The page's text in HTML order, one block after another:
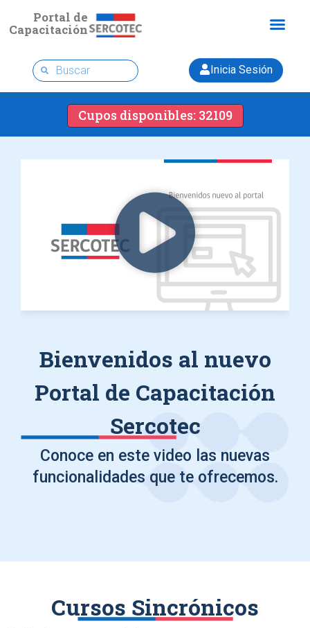
Portal de
Capacitación
Inicia Sesión
Cupos disponibles: 32109
Bienvenidos al nuevo
Portal de Capacitación
Sercotec
Conoce en este video las nuevas
funcionalidades que te ofrecemos.
Cursos Sincrónicos